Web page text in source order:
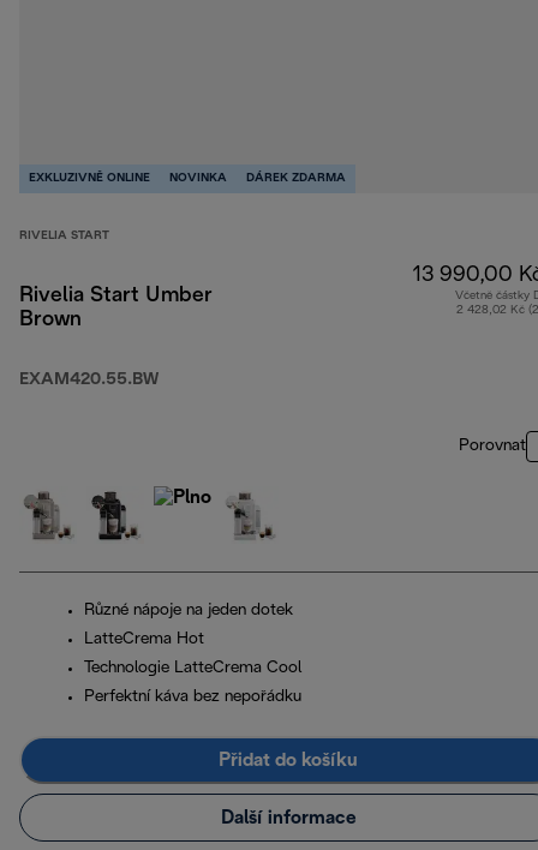
EXKLUZIVNĚ ONLINE NOVINKA DÁREK ZDARMA
RIVELIA START
Rivelia Start Umber
Brown
EXAM420.55.BW
13 990,00
Včetně částky
2 428,02 Kč
Porovnat
Různé nápoje na jeden dotek
LatteCrema Hot
Technologie LatteCrema Cool
Perfektní káva bez nepořádku
Přidat do košíku
Další informace